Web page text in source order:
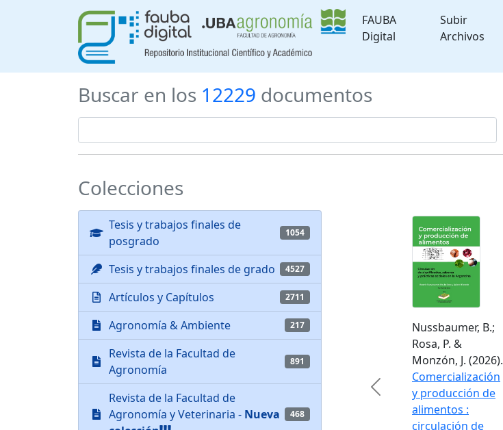
FAUBA
Digital
Subir
Archivos
Buscar en los 12229 documentos
Colecciones
Tesis y trabajos finales de
posgrado
1054
Tesis y trabajos finales de grado 4527
Artículos y Capítulos 2711
Agronomía & Ambiente 217
Revista de la Facultad de
Agronomía
891
Revista de la Facultad de
Agronomía y Veterinaria - Nueva
468
Nussbaumer, B.;
Rosa, P. &
Monzón, J. (2026).
Comercialización
y producción de
alimentos :
circulación de
Previous